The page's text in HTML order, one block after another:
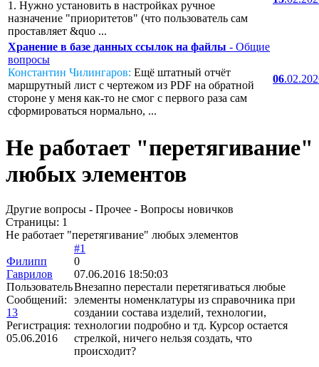
1. Нужно установить в настройках ручное
назначение "приоритетов" (что пользователь сам
проставляет &quo ...
Хранение в базе данных ссылок на файлы - Общие
вопросы
Константин Чилингаров: Ещё штатный отчёт
маршрутный лист с чертежом из PDF на обратной
стороне у меня как-то не смог с первого раза сам
сформироваться нормально, ...
06
Не работает "перетягивание"
любых элементов
Другие вопросы - Прочее - Вопросы новичков
Страницы: 1
Не работает "перетягивание" любых элементов
Филипп
Гаврилов
Пользователь
Сообщений:
13
Регистрация:
05.06.2016
#1
0
07.06.2016 18:50:03
Внезапно перестали перетягиваться любые
элементы номенклатуры из справочника при
создании состава изделий, технологии,
технологии подробно и тд. Курсор остается
стрелкой, ничего нельзя создать, что
происходит?